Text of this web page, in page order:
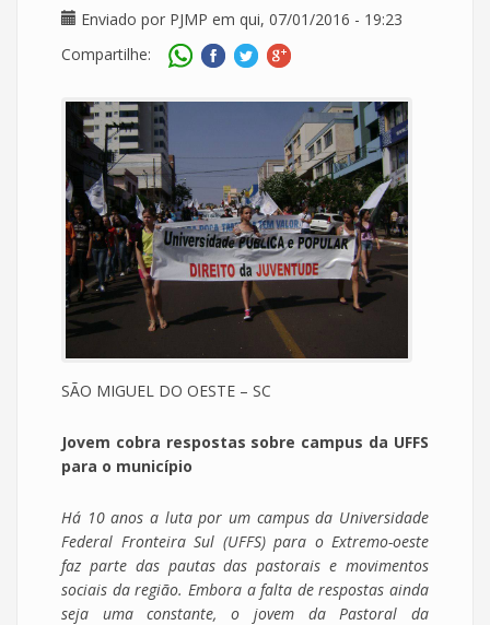
Enviado por PJMP em qui, 07/01/2016 - 19:23
Compartilhe:
SÃO MIGUEL DO OESTE – SC
Jovem cobra respostas sobre campus da UFFS
para o município
Há 10 anos a luta por um campus da Universidade
Federal Fronteira Sul (UFFS) para o Extremo-oeste
faz parte das pautas das pastorais e movimentos
sociais da região. Embora a falta de respostas ainda
seja uma constante, o jovem da Pastoral da